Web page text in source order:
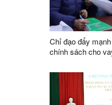
Chỉ đạo đẩy
chính sách cho